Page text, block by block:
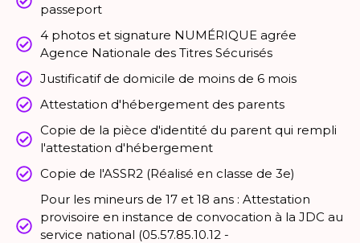
passeport
4 photos et signature NUMÉRIQUE agrée
Agence Nationale des Titres Sécurisés
Justificatif de domicile de moins de 6 mois
Attestation d'hébergement des parents
Copie de la pièce d'identité du parent qui rempli
l'attestation d'hébergement
Copie de l'ASSR2 (Réalisé en classe de 3e)
Pour les mineurs de 17 et 18 ans : Attestation
provisoire en instance de convocation à la JDC au
service national (05.57.85.10.12 -